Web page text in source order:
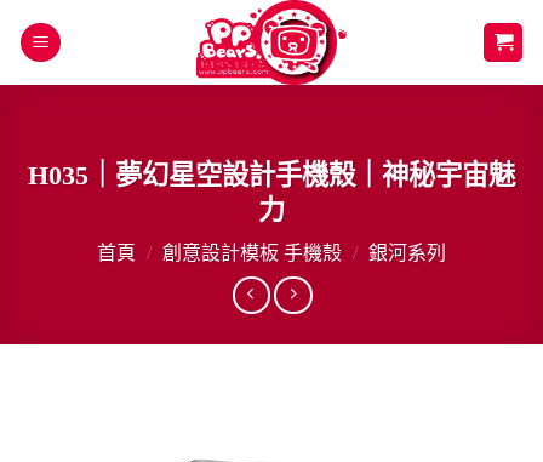
H035｜夢幻星空設計手機殼｜神秘宇宙魅
力
首頁 / 創意設計模板 手機殼 / 銀河系列